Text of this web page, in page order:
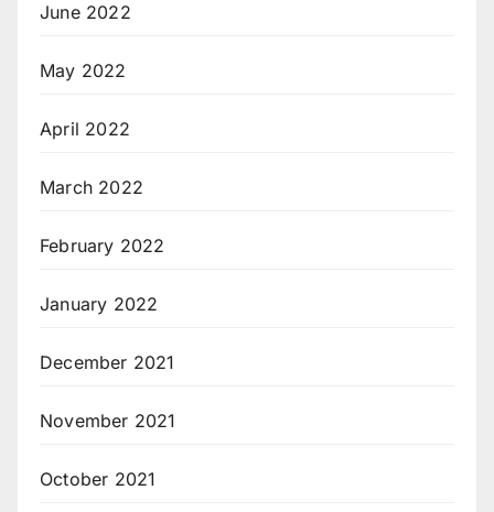
June 2022
May 2022
April 2022
March 2022
February 2022
January 2022
December 2021
November 2021
October 2021